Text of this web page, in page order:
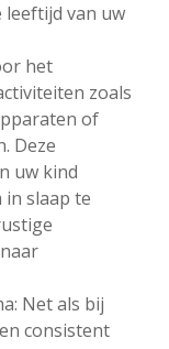
leeftijd van uw
het
zoals
of
Deze
uw kind
slaap te
Net als bij
consistent